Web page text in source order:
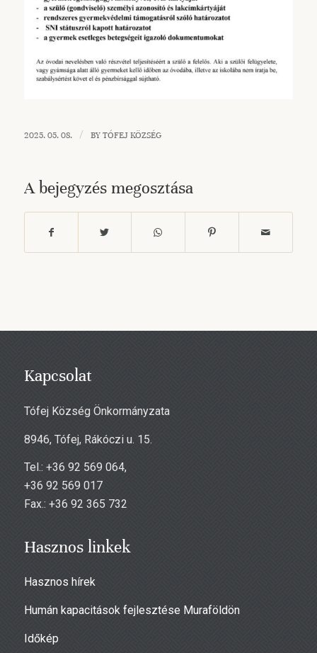
2025. 05. 08. / BY TÓFEJ KÖZSÉG
A bejegyzés megosztása
Kapcsolat
Tófej Község Önkormányzata
8946, Tófej, Rákóczi u. 15.
Tel.: +36 92 569 064,
+36 92 569 017
Fax.: +36 92 365 732
Hasznos linkek
Hasznos hírek
Humán kapacitások fejlesztése Muraföldön
Időkép